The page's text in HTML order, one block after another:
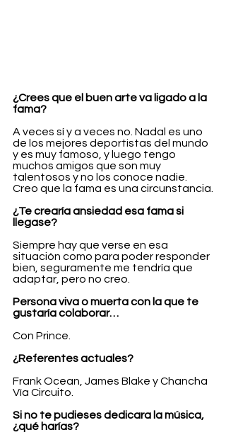
¿Crees que el buen arte va ligado a la
fama?
A veces sí y a veces no. Nadal es uno
de los mejores deportistas del mundo
y es muy famoso, y luego tengo
muchos amigos que son muy
talentosos y no los conoce nadie.
Creo que la fama es una circunstancia.
¿Te crearía ansiedad esa fama si
llegase?
Siempre hay que verse en esa
situación como para poder responder
bien, seguramente me tendría que
adaptar, pero no creo.
Persona viva o muerta con la que te
gustaría colaborar…
Con Prince.
¿Referentes actuales?
Frank Ocean, James Blake y Chancha
Vía Circuito.
Si no te pudieses dedicara la música,
¿qué harías?